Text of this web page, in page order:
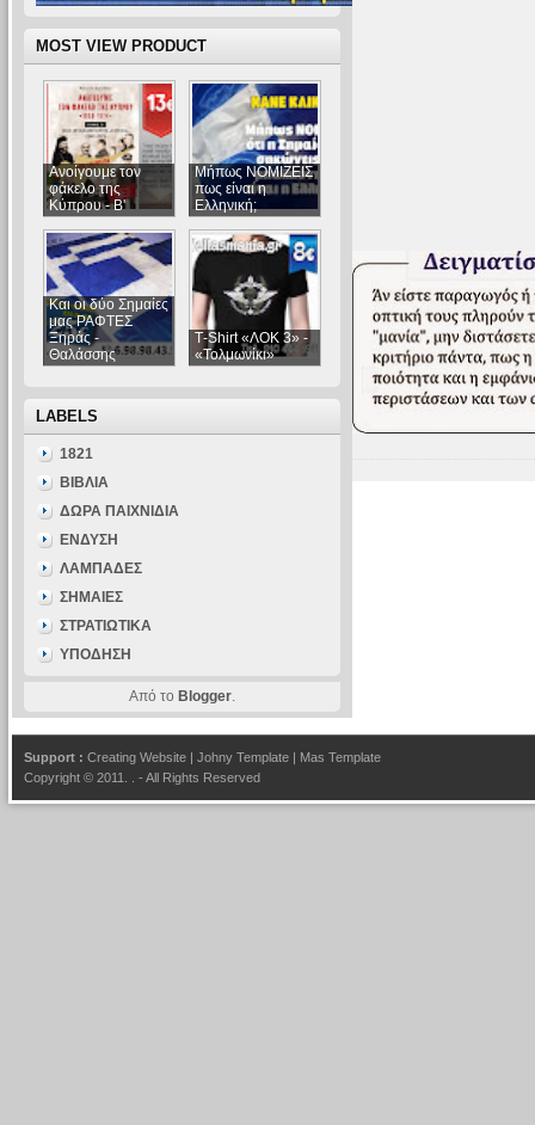
MOST VIEW PRODUCT
Ανοίγουμε τον
φάκελο της
Κύπρου - Β'
Μήπως ΝΟΜΙΖΕΙΣ
πως είναι η
Ελληνική;
Και οι δύο Σημαίες
μας ΡΑΦΤΕΣ
Ξηράς -
Θαλάσσης
Τ-Shirt «ΛΟΚ 3» -
«Τολμωνίκι»
LABELS
1821
ΒΙΒΛΙΑ
ΔΩΡΑ ΠΑΙΧΝΙΔΙΑ
ΕΝΔΥΣΗ
ΛΑΜΠΑΔΕΣ
ΣΗΜΑΙΕΣ
ΣΤΡΑΤΙΩΤΙΚΑ
ΥΠΟΔΗΣΗ
Από το Blogger.
Support : Creating Website Johny Template
Mas Template
Copyright © 2011.
- All Rights Reserved